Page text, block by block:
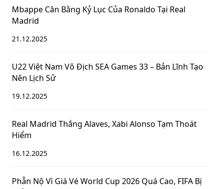
Mbappe Cân Bằng Kỷ Lục Của Ronaldo Tại Real
Madrid
21.12.2025
U22 Việt Nam Vô Địch SEA Games 33 – Bản Lĩnh Tạo
Nên Lịch Sử
19.12.2025
Real Madrid Thắng Alaves, Xabi Alonso Tạm Thoát
Hiểm
16.12.2025
Phẫn Nộ Vì Giá Vé World Cup 2026 Quá Cao, FIFA Bị